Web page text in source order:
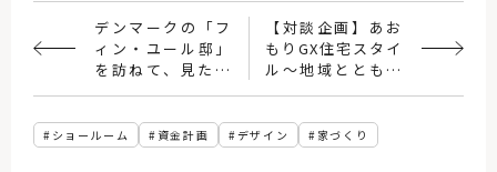
デンマークの「フ
ィン・ユール邸」
を訪ねて、見たこ
と、感じたこと。
【対談企画】あお
もりGX住宅スタイ
ル〜地域とともに
歩む住宅の未来
ショールーム 資金計画 デザイン 家づくり